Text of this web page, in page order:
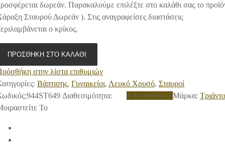
δωρεάν. Παρακαλούμε επιλέξτε στο καλάθι σας το
Σταυρού Δωρεάν ). Στις αναγραφείσες διαστάσεις
ο κρίκος.
ΠΡΟΣΘΉΚΗ ΣΤΟ ΚΑΛΆΘΙ
στην λίστα επιθυμιών
Βάπτισης, Γυναικείοι, Λευκό Χρυσό, Σταυροί
944ST649 Διαθεσιμότητα: 1 σε απόθεμα Μάρκα:
Το